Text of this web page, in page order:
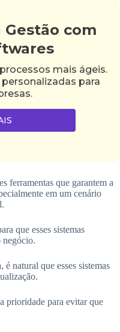
com
mais ágeis.
para
ferramentas que garantem a
em um cenário
que esses sistemas
negócio.
natural que esses sistemas
prioridade para evitar que